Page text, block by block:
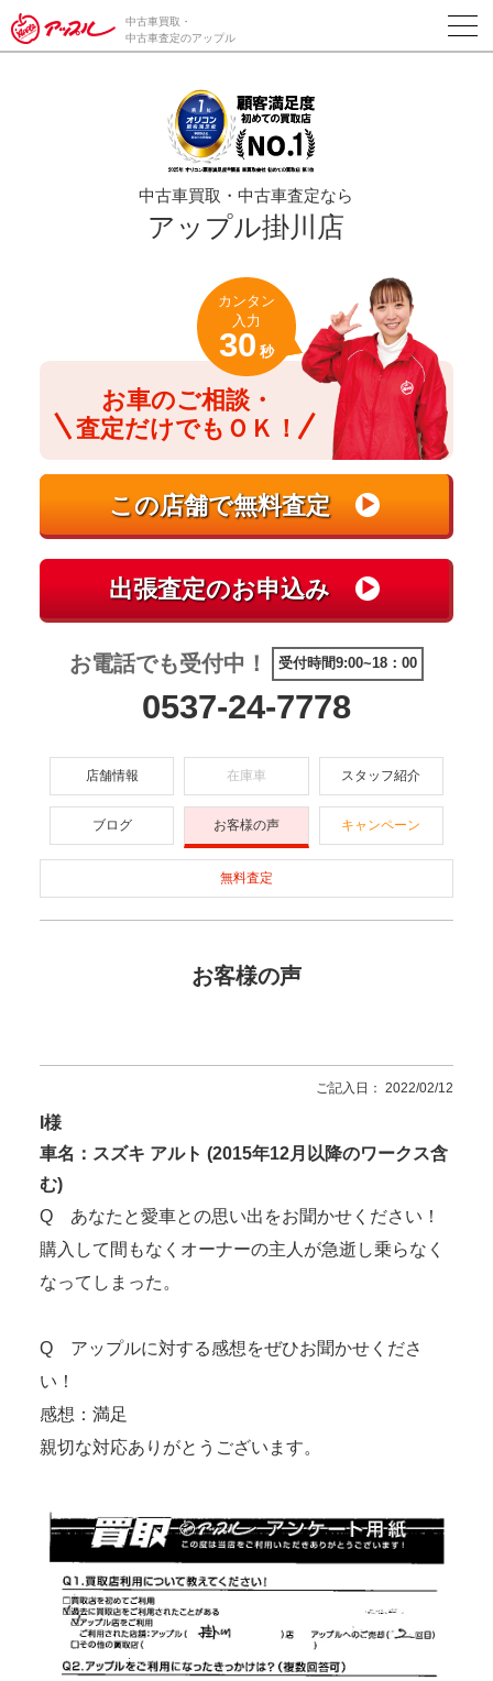
/*ABテスト_新規査定フォームの為のCVボタン*/
中古車買取・
中古車査定のアップル
中古車買取・中古車査定なら
アップル掛川店
お車のご相談・
査定だけでもＯＫ！
カンタン
入力
30 秒
お電話でも受付中！ 受付時間9:00~18：00
0537-24-7778
店舗情報 在庫車 スタッフ紹介
ブログ お客様の声 キャンペーン
無料査定
お客様の声
ご記入日： 2022/02/12
I様
車名：スズキ アルト (2015年12月以降のワークス含
む)
Q あなたと愛車との思い出をお聞かせください！
購入して間もなくオーナーの主人が急逝し乗らなく
なってしまった。
Q アップルに対する感想をぜひお聞かせくださ
い！
感想：満足
親切な対応ありがとうございます。